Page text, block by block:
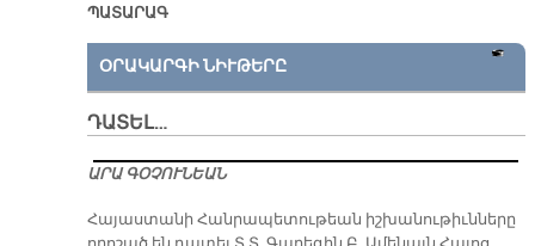
ՊԱՏԱՐԱԳ
ՕՐԱԿԱՐԳԻ ՆԻՒԹԵՐԸ
ԴԱՏԵԼ…
ԱՐԱ ԳՕՉՈՒՆԵԱՆ
​Հայաստանի Հանրապետութեան իշխանութիւնները